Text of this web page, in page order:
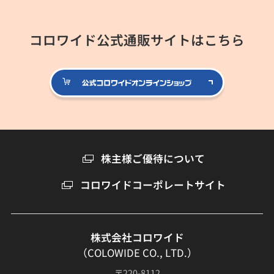
コロワイド公式通販サイトはこちら
公式コロ
株主様ご優待について
コロワイドコーポレートサイト
株式会社コロワイド
（COLOWIDE CO., LTD.）